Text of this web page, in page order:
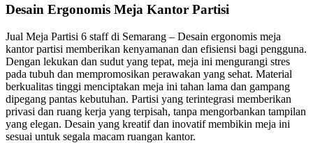
Desain Ergonomis Meja Kantor Partisi
Jual Meja Partisi 6 staff di Semarang – Desain ergonomis meja
kantor partisi memberikan kenyamanan dan efisiensi bagi pengguna.
Dengan lekukan dan sudut yang tepat, meja ini mengurangi stres
pada tubuh dan mempromosikan perawakan yang sehat. Material
berkualitas tinggi menciptakan meja ini tahan lama dan gampang
dipegang pantas kebutuhan. Partisi yang terintegrasi memberikan
privasi dan ruang kerja yang terpisah, tanpa mengorbankan tampilan
yang elegan. Desain yang kreatif dan inovatif membikin meja ini
sesuai untuk segala macam ruangan kantor.